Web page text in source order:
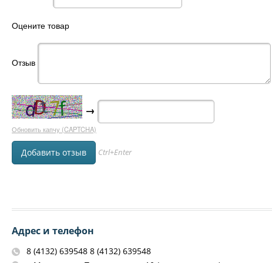
Оцените товар
Отзыв
→
Обновить капчу (CAPTCHA)
Ctrl+Enter
Адрес и телефон
8 (4132) 639548 8 (4132) 639548